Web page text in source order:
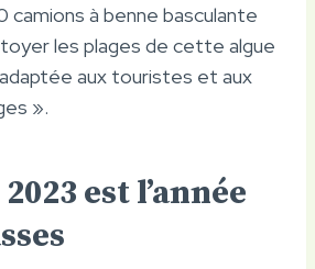
camions à benne basculante
les plages de cette algue
aux touristes et aux
».
est l’année